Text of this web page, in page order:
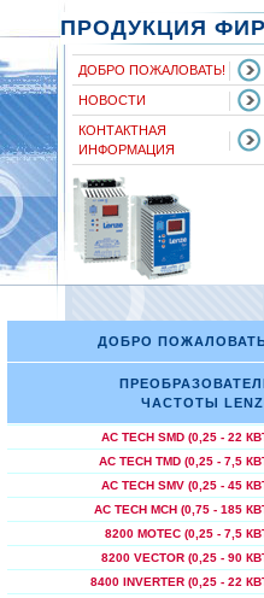
ПРОДУКЦИЯ
ДОБРО ПОЖАЛОВАТЬ!
НОВОСТИ
КОНТАКТНАЯ
ИНФОРМАЦИЯ
ДОБРО
ЧАСТОТЫ
AC TECH SMD (0,25 - 22
AC TECH TMD (0,25 - 7,5
AC TECH SMV (0,25 - 45
AC TECH МСН (0,75 - 185
8200 MOTEC (0,25 - 7,5
8200 VECTOR (0,25 - 90
8400 INVERTER (0,25 - 22